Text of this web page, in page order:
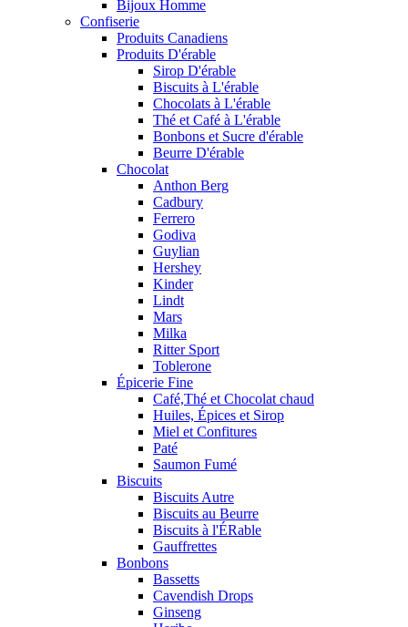
Bijoux Homme
Confiserie
Produits Canadiens
Produits D'érable
Sirop D'érable
Biscuits à L'érable
Chocolats à L'érable
Thé et Café à L'érable
Bonbons et Sucre d'érable
Beurre D'érable
Chocolat
Anthon Berg
Cadbury
Ferrero
Godiva
Guylian
Hershey
Kinder
Lindt
Mars
Milka
Ritter Sport
Toblerone
Épicerie Fine
Café,Thé et Chocolat chaud
Huiles, Épices et Sirop
Miel et Confitures
Paté
Saumon Fumé
Biscuits
Biscuits Autre
Biscuits au Beurre
Biscuits à l'ÉRable
Gauffrettes
Bonbons
Bassetts
Cavendish Drops
Ginseng